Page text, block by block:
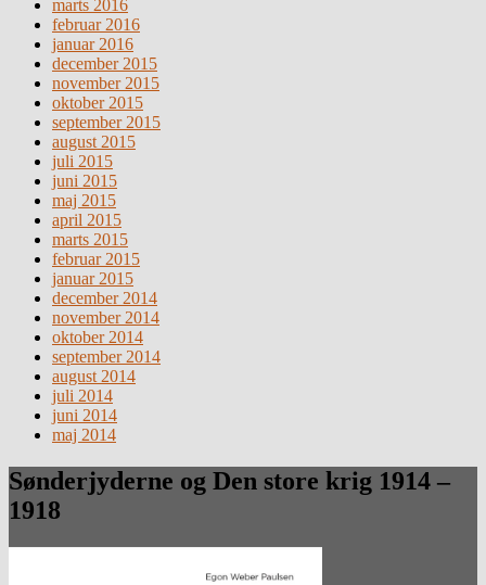
marts 2016
februar 2016
januar 2016
december 2015
november 2015
oktober 2015
september 2015
august 2015
juli 2015
juni 2015
maj 2015
april 2015
marts 2015
februar 2015
januar 2015
december 2014
november 2014
oktober 2014
september 2014
august 2014
juli 2014
juni 2014
maj 2014
Sønderjyderne og Den store krig 1914 –
1918